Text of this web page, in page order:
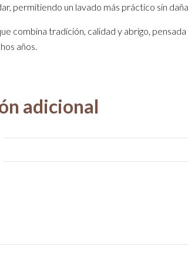
permitiendo un lavado más práctico sin
combina tradición, calidad y abrigo, pensada
años.
adicional